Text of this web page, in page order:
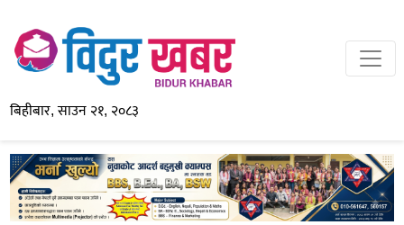
बिहीबार, साउन २१, २०८३